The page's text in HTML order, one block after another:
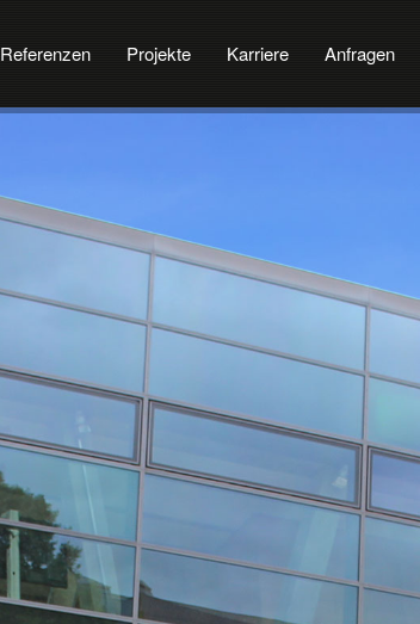
Referenzen Projekte Karriere Anfragen